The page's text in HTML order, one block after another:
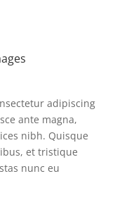
adipiscing
ante magna,
nibh. Quisque
et tristique
nunc eu